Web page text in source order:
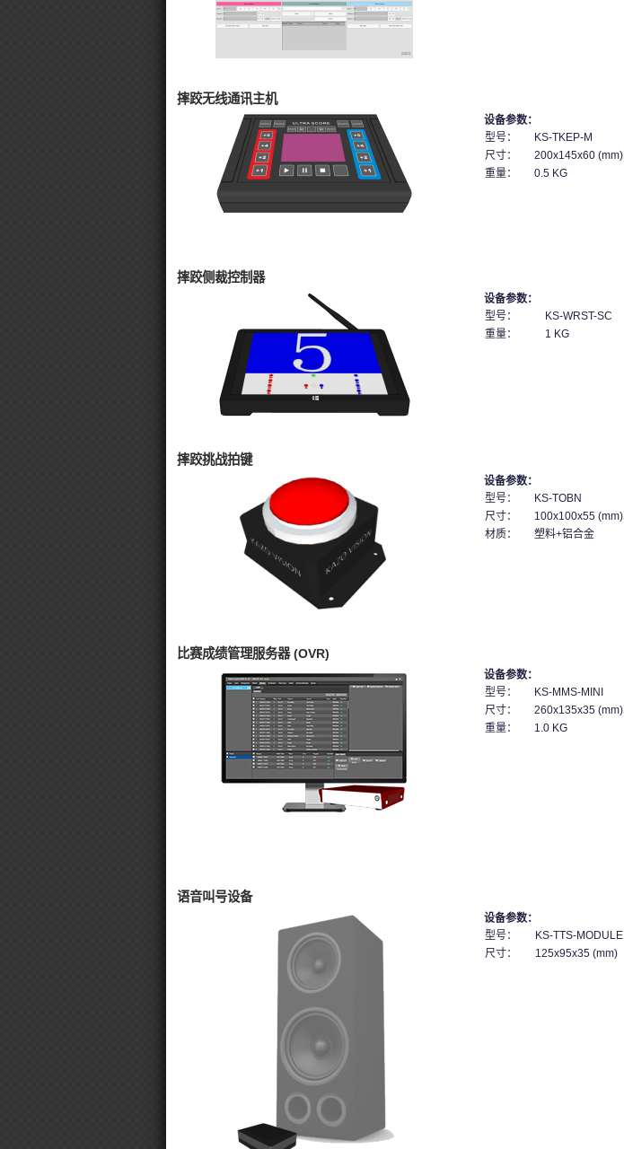
摔跤无线通讯主机
设备参数：
型号：
KS-TKEP-M
尺寸：
200x145x60 (mm)
重量：
0.5 KG
摔跤侧裁控制器
设备参数：
型号：
KS-WRST-SC
重量：
1 KG
摔跤挑战拍键
设备参数：
型号：
KS-TOBN
尺寸：
100x100x55 (mm)
材质：
塑料+铝合金
比赛成绩管理服务器 (OVR)
设备参数：
型号：
KS-MMS-MINI
尺寸：
260x135x35 (mm)
重量：
1.0 KG
语音叫号设备
设备参数：
型号：
KS-TTS-MODULE
尺寸：
125x95x35 (mm)